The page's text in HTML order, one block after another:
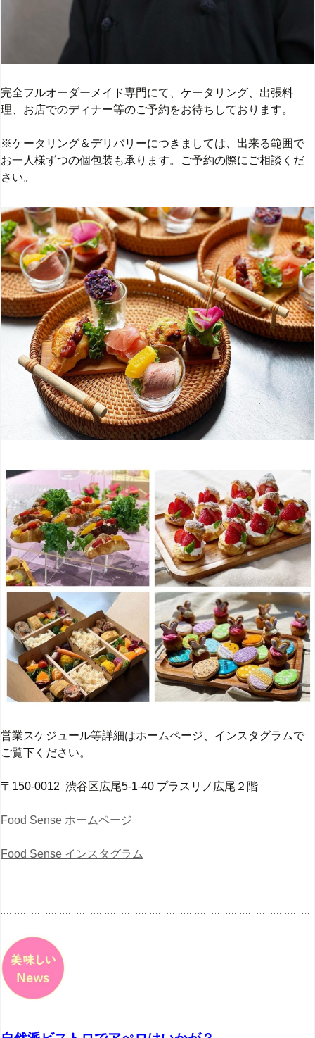
完全フルオーダーメイド専門にて、ケータリング、出張料
理、お店でのディナー等のご予約をお待ちしております。
※ケータリング＆デリバリーにつきましては、出来る範囲で
お一人様ずつの個包装も承ります。ご予約の際にご相談くだ
さい。
営業スケジュール等詳細はホームページ、インスタグラムで
ご覧下ください。
〒150-0012 渋谷区広尾5-1-40 プラスリノ広尾２階
Food Sense ホームページ
Food Sense インスタグラム